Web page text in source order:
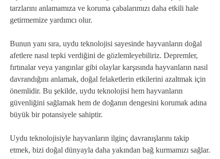
tarzlarını anlamamıza ve koruma çabalarımızı daha etkili hale
getirmemize yardımcı olur.
Bunun yanı sıra, uydu teknolojisi sayesinde hayvanların doğal
afetlere nasıl tepki verdiğini de gözlemleyebiliriz. Depremler,
fırtınalar veya yangınlar gibi olaylar karşısında hayvanların nasıl
davrandığını anlamak, doğal felaketlerin etkilerini azaltmak için
önemlidir. Bu şekilde, uydu teknolojisi hem hayvanların
güvenliğini sağlamak hem de doğanın dengesini korumak adına
büyük bir potansiyele sahiptir.
Uydu teknolojisiyle hayvanların ilginç davranışlarını takip
etmek, bizi doğal dünyayla daha yakından bağ kurmamızı sağlar.